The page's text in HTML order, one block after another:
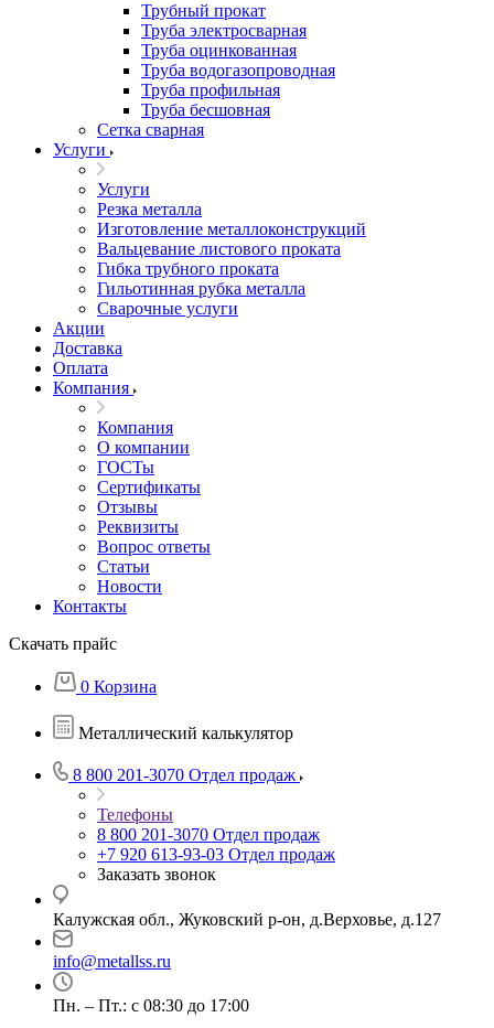
Трубный прокат
Труба электросварная
Труба оцинкованная
Труба водогазопроводная
Труба профильная
Труба бесшовная
Сетка сварная
Услуги
Услуги
Резка металла
Изготовление металлоконструкций
Вальцевание листового проката
Гибка трубного проката
Гильотинная рубка металла
Сварочные услуги
Акции
Доставка
Оплата
Компания
Компания
О компании
ГОСТы
Сертификаты
Отзывы
Реквизиты
Вопрос ответы
Статьи
Новости
Контакты
Скачать прайс
0 Корзина
Металлический калькулятор
8 800 201-3070 Отдел продаж
Телефоны
8 800 201-3070 Отдел продаж
+7 920 613-93-03 Отдел продаж
Заказать звонок
Калужская обл., Жуковский р-он, д.Верховье, д.127
info@metallss.ru
Пн. – Пт.: с 08:30 до 17:00